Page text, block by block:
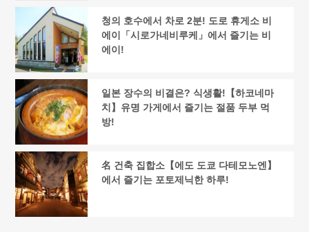
청의 호수에서 차로 2분! 도로 휴게소 비
에이「시로가네비루케」에서 즐기는 비
에이!
일본 장수의 비결은? 식생활!【하코네마
치】유명 가게에서 즐기는 절품 두부 먹
방!
名 건축 집합소【에도 도쿄 다테모노엔】
에서 즐기는 포토제닉한 하루!